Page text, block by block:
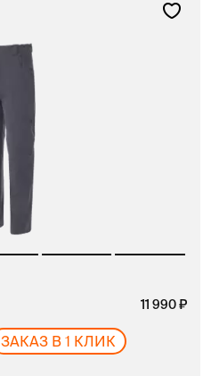
11 990
ЗАКАЗ В 1 КЛИК